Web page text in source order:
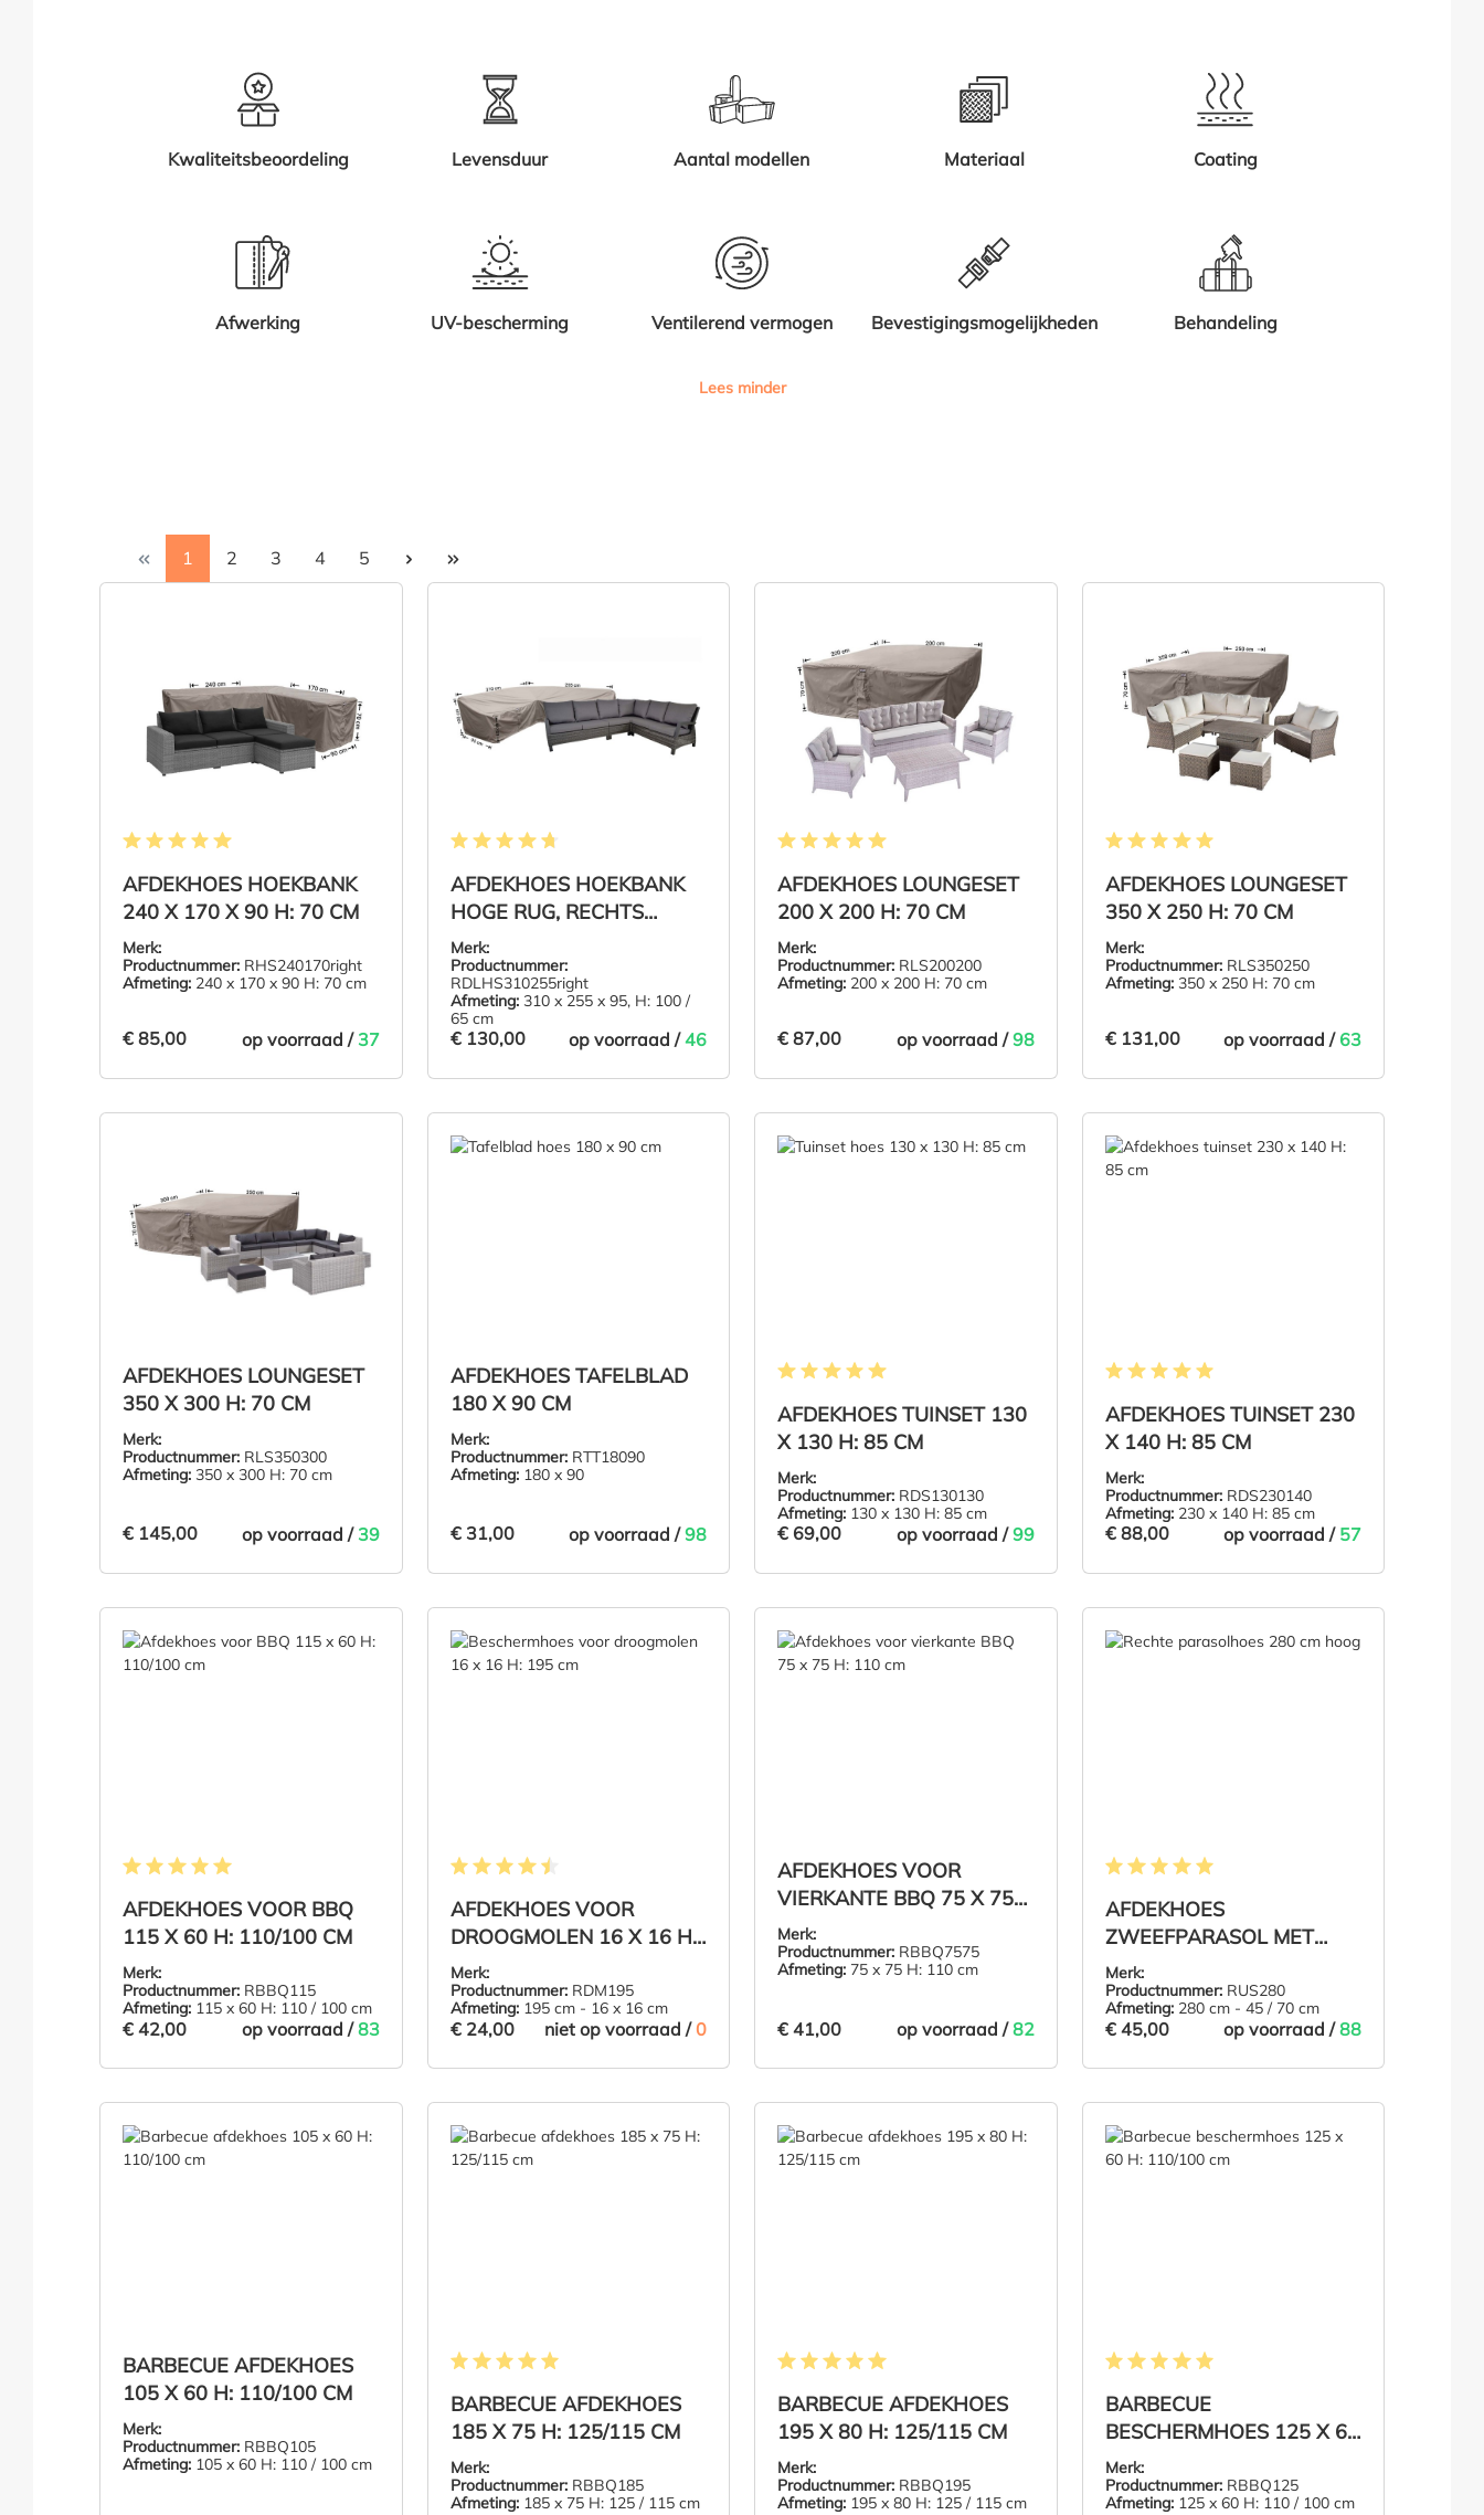
Kwaliteitsbeoordeling Levensduur Aantal modellen Materiaal Coating
Afwerking UV-bescherming Ventilerend vermogen Bevestigingsmogelijkheden Behandeling
Lees minder
Pagina
1 Pagina
2 Pagina
3 Pagina
4 Pagina
5
AFDEKHOES HOEKBANK
240 X 170 X 90 H: 70 CM
Merk:
Productnummer: RHS240170right
Afmeting: 240 x 170 x 90 H: 70 cm
€ 85,00 op voorraad / 37
€ 85,00 IN DE WINKELMAND
AFDEKHOES HOEKBANK
HOGE RUG, RECHTS
LANGER 310 X 255 X 95,
H: 100 / 65 CM
Merk:
Productnummer:
RDLHS310255right
Afmeting:310 x 255 x 95, H: 100 /
65 cm
€ 130,00 op voorraad /46
€ 130,00 IN DE WINKELMAND
AFDEKHOES LOUNGESET
200 X 200 H: 70 CM
Merk:
Productnummer: RLS200200
Afmeting: 200 x 200 H: 70 cm
€ 87,00 op voorraad /98
€ 87,00 IN DE WINKELMAND
AFDEKHOES LOUNGESET
350 X 250 H: 70 CM
Merk:
Productnummer:RLS350250
Afmeting:350 x 250 H: 70 cm
€ 131,00 op voorraad / 63
€ 131,00 IN DE WINKELMAND
AFDEKHOES LOUNGESET
350 X 300 H: 70 CM
Merk:
Productnummer: RLS350300
Afmeting: 350 x 300 H: 70 cm
€ 145,00 op voorraad / 39
€ 145,00 IN DE WINKELMAND
AFDEKHOES TAFELBLAD
180 X 90 CM
Merk:
Productnummer:RTT18090
Afmeting:180 x 90
€ 31,00 op voorraad /98
€ 31,00 IN DE WINKELMAND
AFDEKHOES TUINSET 130
X 130 H: 85 CM
Merk:
Productnummer: RDS130130
Afmeting: 130 x 130 H: 85 cm
€ 69,00 op voorraad /99
€ 69,00 IN DE WINKELMAND
AFDEKHOES TUINSET 230
X 140 H: 85 CM
Merk:
Productnummer:RDS230140
Afmeting:230 x 140 H: 85 cm
€ 88,00 op voorraad / 57
€ 88,00 IN DE WINKELMAND
AFDEKHOES VOOR BBQ
115 X 60 H: 110/100 CM
Merk:
Productnummer: RBBQ115
Afmeting: 115 x 60 H: 110 / 100 cm
€ 42,00 op voorraad /83
€ 42,00 IN DE WINKELMAND
AFDEKHOES VOOR
DROOGMOLEN 16 X 16 H:
195 CM
Merk:
Productnummer:RDM195
Afmeting:195 cm - 16 x 16 cm
€ 24,00 niet op voorraad /0
ZIE PRODUCT
AFDEKHOES VOOR
VIERKANTE BBQ 75 X 75
H: 110 CM
Merk:
Productnummer: RBBQ7575
Afmeting: 75 x 75 H: 110 cm
€ 41,00 op voorraad /82
€ 41,00 IN DE WINKELMAND
AFDEKHOES
ZWEEFPARASOL MET
STOK 280 CM
Merk:
Productnummer:RUS280
Afmeting:280 cm - 45 / 70 cm
€ 45,00 op voorraad /88
€ 45,00 IN DE WINKELMAND
BARBECUE AFDEKHOES
105 X 60 H: 110/100 CM
Merk:
Productnummer: RBBQ105
Afmeting: 105 x 60 H: 110 / 100 cm
BARBECUE AFDEKHOES
185 X 75 H: 125/115 CM
Merk:
Productnummer:RBBQ185
Afmeting:185 x 75 H: 125 / 115 cm
BARBECUE AFDEKHOES
195 X 80 H: 125/115 CM
Merk:
Productnummer: RBBQ195
Afmeting: 195 x 80 H: 125 / 115 cm
BARBECUE
BESCHERMHOES 125 X 60
H: 110/100 CM
Merk:
Productnummer:RBBQ125
Afmeting:125 x 60 H: 110 / 100 cm